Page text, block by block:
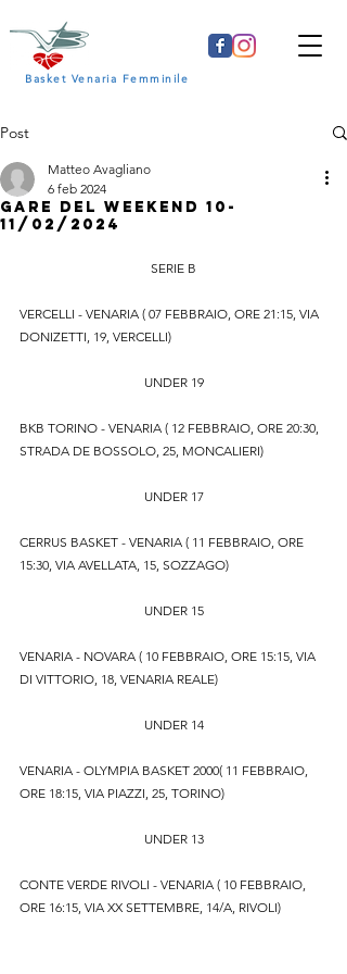
Basket Venaria Femminile
Post
GARE DEL WEEKEND 10-
11/02/2024
Matteo Avagliano
6 feb 2024
SERIE B
VERCELLI - VENARIA ( 07 FEBBRAIO, ORE 21:15, VIA
DONIZETTI, 19, VERCELLI)
UNDER 19
BKB TORINO - VENARIA ( 12 FEBBRAIO, ORE 20:30,
STRADA DE BOSSOLO, 25, MONCALIERI)
UNDER 17
CERRUS BASKET - VENARIA ( 11 FEBBRAIO, ORE
15:30, VIA AVELLATA, 15, SOZZAGO)
UNDER 15
VENARIA - NOVARA ( 10 FEBBRAIO, ORE 15:15, VIA
DI VITTORIO, 18, VENARIA REALE)
UNDER 14
VENARIA - OLYMPIA BASKET 2000( 11 FEBBRAIO,
ORE 18:15, VIA PIAZZI, 25, TORINO)
UNDER 13
CONTE VERDE RIVOLI - VENARIA ( 10 FEBBRAIO,
ORE 16:15, VIA XX SETTEMBRE, 14/A, RIVOLI)